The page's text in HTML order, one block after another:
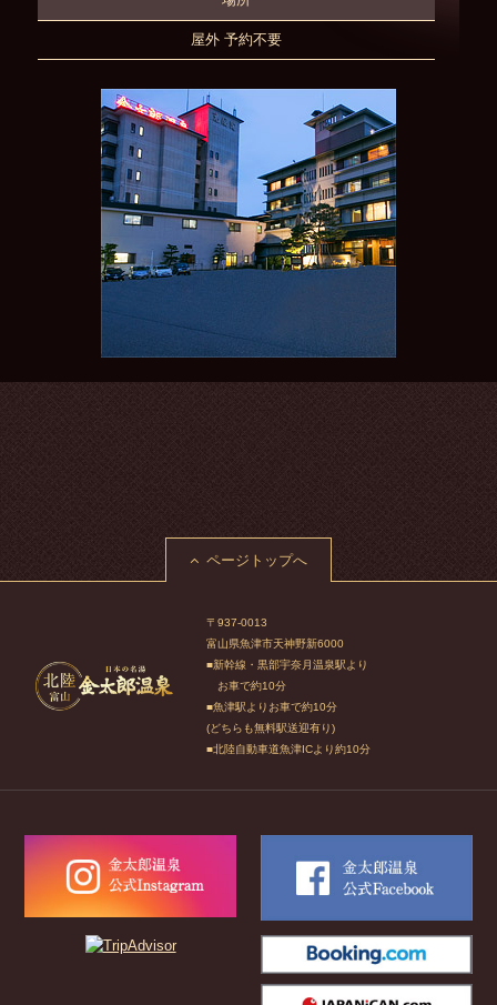
屋外 予約不要
ページトップへ
〒937-0013
富山県魚津市天神野新6000
■新幹線・黒部宇奈月温泉駅より
お車で約10分
■魚津駅よりお車で約10分
(どちらも無料駅送迎有り)
■北陸自動車道魚津ICより約10分